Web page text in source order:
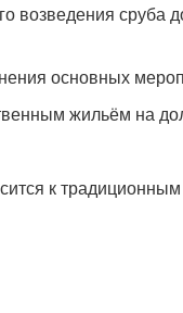
возведения сруба
основных
жильём на
к